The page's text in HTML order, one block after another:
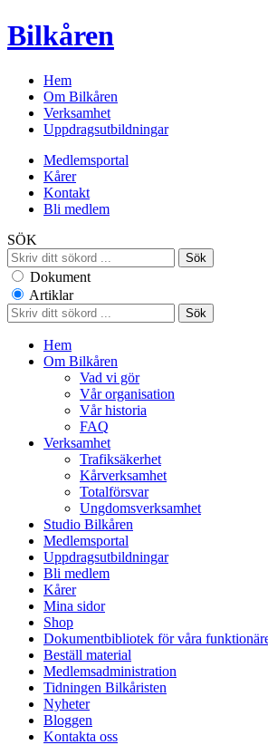
Bilkåren
Hem
Om Bilkåren
Verksamhet
Uppdragsutbildningar
Medlemsportal
Kårer
Kontakt
Bli medlem
SÖK
Dokument
Artiklar
Hem
Om Bilkåren
Vad vi gör
Vår organisation
Vår historia
FAQ
Verksamhet
Trafiksäkerhet
Kårverksamhet
Totalförsvar
Ungdomsverksamhet
Studio Bilkåren
Medlemsportal
Uppdragsutbildningar
Bli medlem
Kårer
Mina sidor
Shop
Dokumentbibliotek för våra
Beställ material
Medlemsadministration
Tidningen Bilkåristen
Nyheter
Bloggen
Kontakta oss